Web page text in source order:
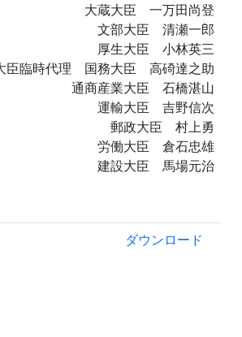
大蔵大臣 一万田尚登
文部大臣 清瀬一郎
厚生大臣 小林英三
臣臨時代理 国務大臣 高碕達之助
通商産業大臣 石橋湛山
運輸大臣 吉野信次
郵政大臣 村上勇
労働大臣 倉石忠雄
建設大臣 馬場元治
ダウンロード